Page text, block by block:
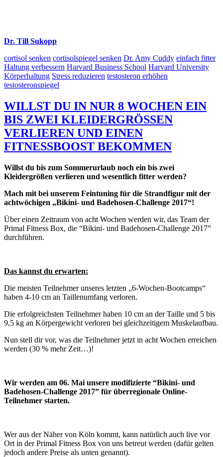
Dr. Till Sukopp
cortisol senken cortisolspiegel senken Dr. Amy Cuddy einfach fitter
Haltung verbessern Harvard Business School Harvard University
Körperhaltung Stress reduzieren testosteron erhöhen
testosteronspiegel
WILLST DU IN NUR 8 WOCHEN EIN
BIS ZWEI KLEIDERGRÖSSEN
VERLIEREN UND EINEN
FITNESSBOOST BEKOMMEN
Willst du bis zum Sommerurlaub noch ein bis zwei
Kleidergrößen verlieren und wesentlich fitter werden?
Mach mit bei unserem Feintuning für die Strandfigur mit der
achtwöchigen „Bikini- und Badehosen-Challenge 2017“!
Über einen Zeitraum von acht Wochen werden wir, das Team der
Primal Fitness Box, die “Bikini- und Badehosen-Challenge 2017”
durchführen.
Das kannst du erwarten:
Die meisten Teilnehmer unseres letzten „6-Wochen-Bootcamps“
haben 4-10 cm an Taillenumfang verloren.
Die erfolgreichsten Teilnehmer haben 10 cm an der Taille und 5 bis
9,5 kg an Körpergewicht verloren bei gleichzeitigem Muskelaufbau.
Nun stell dir vor, was die Teilnehmer jetzt in acht Wochen erreichen
werden (30 % mehr Zeit…)!
Wir werden am 06. Mai unsere modifizierte “Bikini- und
Badehosen-Challenge 2017” für überregionale Online-
Teilnehmer starten.
Wer aus der Näher von Köln kommt, kann natürlich auch live vor
Ort in der Primal Fitness Box von uns betreut werden (dafür gelten
jedoch andere Preise als unten genannt).